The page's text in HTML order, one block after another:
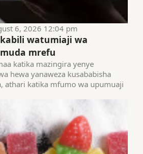
6, 2026 12:04 pm
watumiaji wa
mrefu
katika mazingira yenye
hewa yanaweza kusababisha
athari katika mfumo wa upumuaji